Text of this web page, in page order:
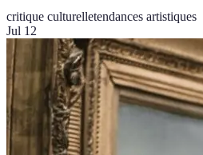
critique culturelletendances artistiques
Jul 12